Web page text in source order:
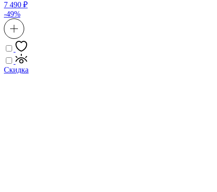
7 490 ₽
-49%
Скидка